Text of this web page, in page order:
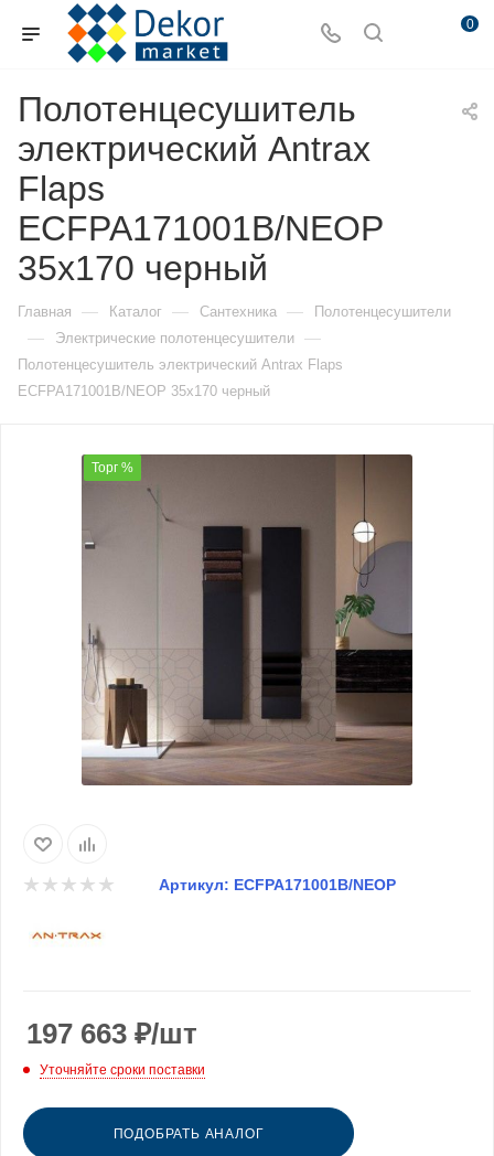
0
Полотенцесушитель
электрический Antrax
Flaps
ECFPA171001B/NEOP
35х170 черный
Главная — Каталог — Сантехника — Полотенцесушители
— Электрические полотенцесушители —
Полотенцесушитель электрический Antrax Flaps
ECFPA171001B/NEOP 35х170 черный
Торг %
Артикул: ECFPA171001B/NEOP
197 663 ₽/шт
Уточняйте сроки поставки
ПОДОБРАТЬ АНАЛОГ